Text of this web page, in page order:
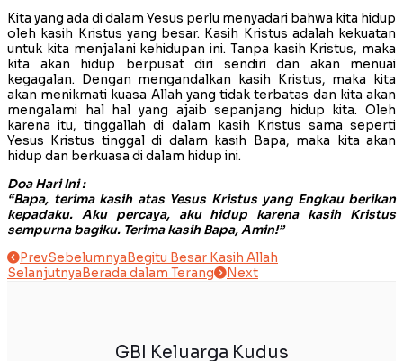
Kita yang ada di dalam Yesus perlu menyadari bahwa kita hidup
oleh kasih Kristus yang besar. Kasih Kristus adalah kekuatan
untuk kita menjalani kehidupan ini. Tanpa kasih Kristus, maka
kita akan hidup berpusat diri sendiri dan akan menuai
kegagalan. Dengan mengandalkan kasih Kristus, maka kita
akan menikmati kuasa Allah yang tidak terbatas dan kita akan
mengalami hal hal yang ajaib sepanjang hidup kita. Oleh
karena itu, tinggallah di dalam kasih Kristus sama seperti
Yesus Kristus tinggal di dalam kasih Bapa, maka kita akan
hidup dan berkuasa di dalam hidup ini.
Doa Hari Ini :
“Bapa, terima kasih atas Yesus Kristus yang Engkau berikan
kepadaku. Aku percaya, aku hidup karena kasih Kristus
sempurna bagiku. Terima kasih Bapa, Amin!”
PrevSebelumnya Begitu Besar Kasih Allah
Selanjutnya Berada dalam Terang Next
GBI Keluarga Kudus